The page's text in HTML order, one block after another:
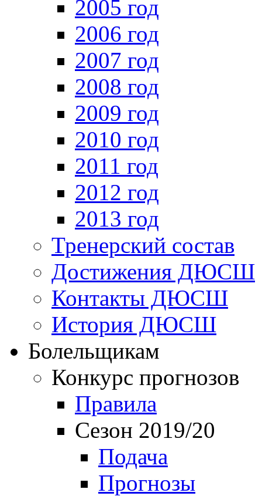
2005 год
2006 год
2007 год
2008 год
2009 год
2010 год
2011 год
2012 год
2013 год
Тренерский состав
Достижения ДЮСШ
Контакты ДЮСШ
История ДЮСШ
Болельщикам
Конкурс прогнозов
Правила
Сезон 2019/20
Подача
Прогнозы